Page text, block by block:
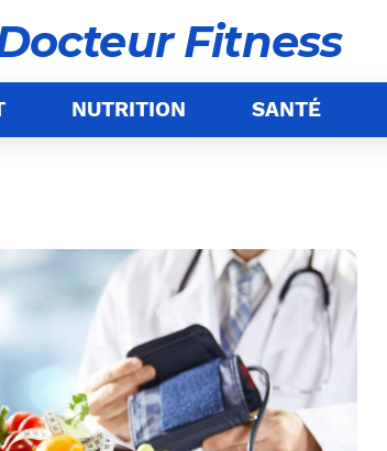
Fitness
NUTRITION SANTÉ